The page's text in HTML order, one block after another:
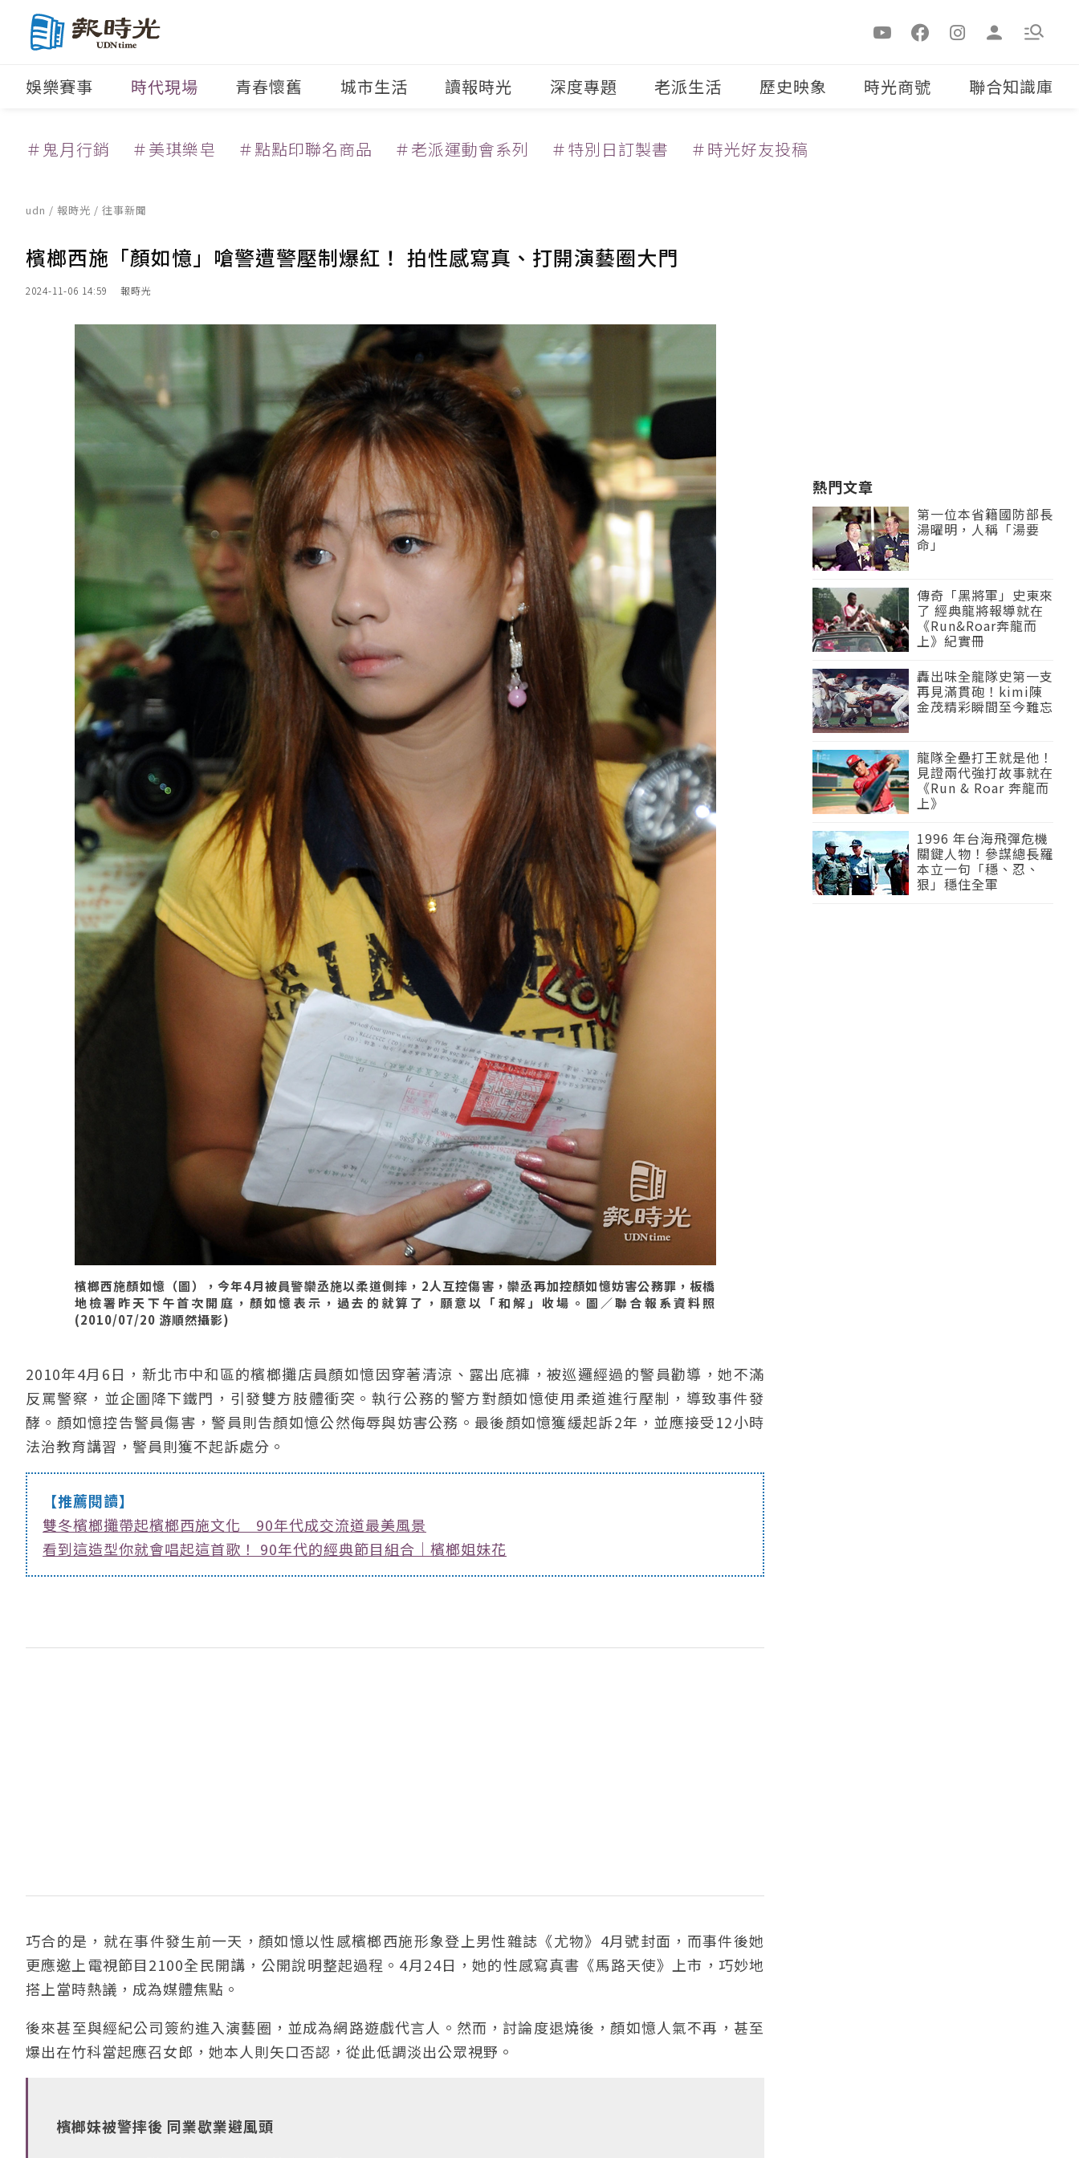
娛樂賽事 時代現場 青春懷舊 城市生活 讀報時光 深度專題 老派生活 歷史映象 時光商號 聯合知識庫
＃鬼月行銷 ＃美琪樂皂 ＃點點印聯名商品 ＃老派運動會系列 ＃特別日訂製書 ＃時光好友投稿
udn / 報時光 / 往事新聞
檳榔西施「顏如憶」嗆警遭警壓制爆紅！ 拍性感寫真、打開演藝圈大門
2024-11-06 14:59 報時光
檳榔西施顏如憶（圖），今年4月被員警欒丞施以柔道側摔，2人互控傷害，欒丞再加控顏如憶妨害公務罪，板橋
地檢署昨天下午首次開庭，顏如憶表示，過去的就算了，願意以「和解」收場。圖／聯合報系資料照
(2010/07/20 游順然攝影)
2010年4月6日，新北市中和區的檳榔攤店員顏如憶因穿著清涼、露出底褲，被巡邏經過的警員勸導，她不滿
反罵警察，並企圖降下鐵門，引發雙方肢體衝突。執行公務的警方對顏如憶使用柔道進行壓制，導致事件發
酵。顏如憶控告警員傷害，警員則告顏如憶公然侮辱與妨害公務。最後顏如憶獲緩起訴2年，並應接受12小時
法治教育講習，警員則獲不起訴處分。
【推薦閱讀】
雙冬檳榔攤帶起檳榔西施文化 90年代成交流道最美風景
看到這造型你就會唱起這首歌！ 90年代的經典節目組合｜檳榔姐妹花
巧合的是，就在事件發生前一天，顏如憶以性感檳榔西施形象登上男性雜誌《尤物》4月號封面，而事件後她
更應邀上電視節目2100全民開講，公開說明整起過程。4月24日，她的性感寫真書《馬路天使》上市，巧妙地
搭上當時熱議，成為媒體焦點。
後來甚至與經紀公司簽約進入演藝圈，並成為網路遊戲代言人。然而，討論度退燒後，顏如憶人氣不再，甚至
爆出在竹科當起應召女郎，她本人則矢口否認，從此低調淡出公眾視野。
檳榔妹被警摔後 同業歇業避風頭
熱門文章
第一位本省籍國防部長
湯曜明，人稱「湯要
命」
傳奇「黑將軍」史東來
了 經典龍將報導就在
《Run&Roar奔龍而
上》紀實冊
轟出味全龍隊史第一支
再見滿貫砲！kimi陳
金茂精彩瞬間至今難忘
龍隊全壘打王就是他！
見證兩代強打故事就在
《Run & Roar 奔龍而
上》
1996 年台海飛彈危機
關鍵人物！參謀總長羅
本立一句「穩、忍、
狠」穩住全軍